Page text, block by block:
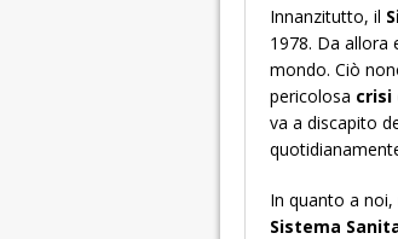
Innanzitutto, il
1978. Da allora
mondo. Ciò
pericolosa crisi
va a discapito
In quanto a noi,
Sistema